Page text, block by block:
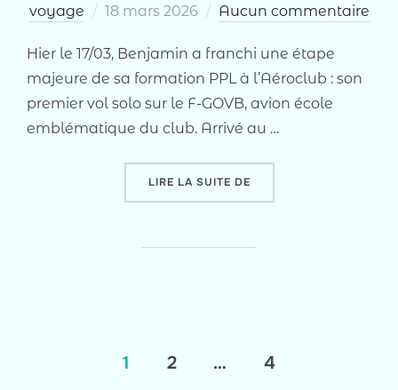
voyage
Publié
18 mars 2026 Aucun commentaire
Hier le 17/03, Benjamin a franchi une étape
majeure de sa formation PPL à l’Aéroclub : son
premier vol solo sur le F-GOVB, avion école
emblématique du club. Arrivé au …
LIRE LA SUITE DE« BENJAMIN LÂCHÉ
Pagination
1 2 … 4